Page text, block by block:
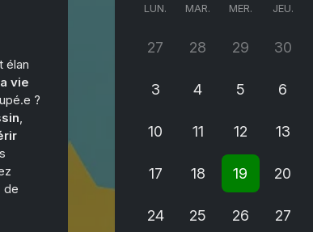
élan
vie
?
,
de
LUN. MAR. MER. JEU.
27 28 29 30
3 4 5 6
10 11 12 13
17 18 19 20
24 25 26 27